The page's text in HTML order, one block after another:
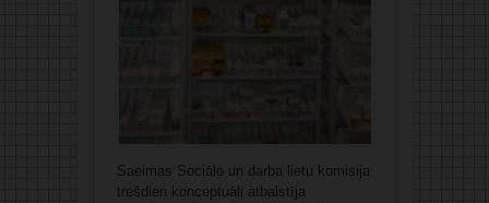
Saeimas Sociālo un darba lietu komisija
trešdien konceptuāli atbalstīja